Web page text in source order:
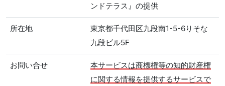
ンドテラス』の提供
所在地
東京都千代田区九段南1-5-6りそな
九段ビル5F
お問い合せ
本サービスは商標権等の知的財産権
に関する情報を提供するサービスで